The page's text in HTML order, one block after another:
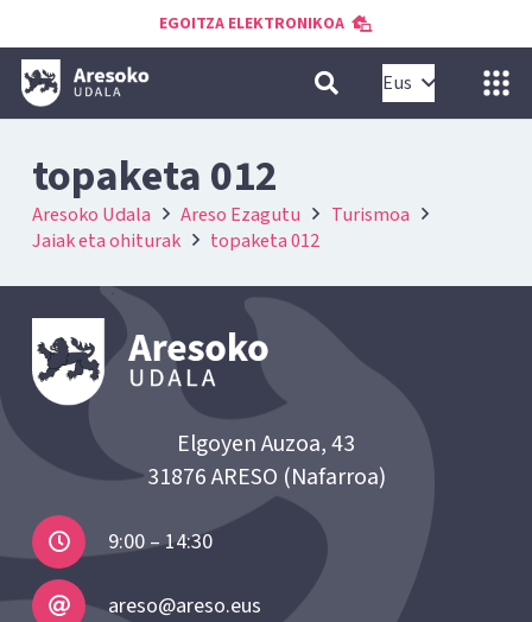
EGOITZA ELEKTRONIKOA
Eus
topaketa 012
Aresoko Udala Areso Ezagutu
Turismoa
Jaiak eta ohiturak
topaketa 012
Elgoyen Auzoa, 43
31876 ARESO (Nafarroa)
9:00 – 14:30
areso@areso.eus